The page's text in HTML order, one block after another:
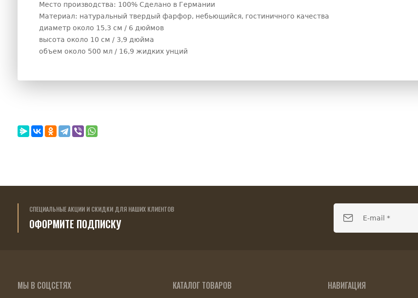
Место производства: 100% Сделано в Германии
Материал: натуральный твердый фарфор, небьющийся, гостиничного качества
диаметр около 15,3 см / 6 дюймов
высота около 10 см / 3,9 дюйма
объем около 500 мл / 16,9 жидких унций
СПЕЦИАЛЬНЫЕ АКЦИИ И СКИДКИ ДЛЯ НАШИХ КЛИЕНТОВ
ОФОРМИТЕ ПОДПИСКУ
МЫ В СОЦСЕТЯХ КАТАЛОГ ТОВАРОВ НАВИГАЦИЯ